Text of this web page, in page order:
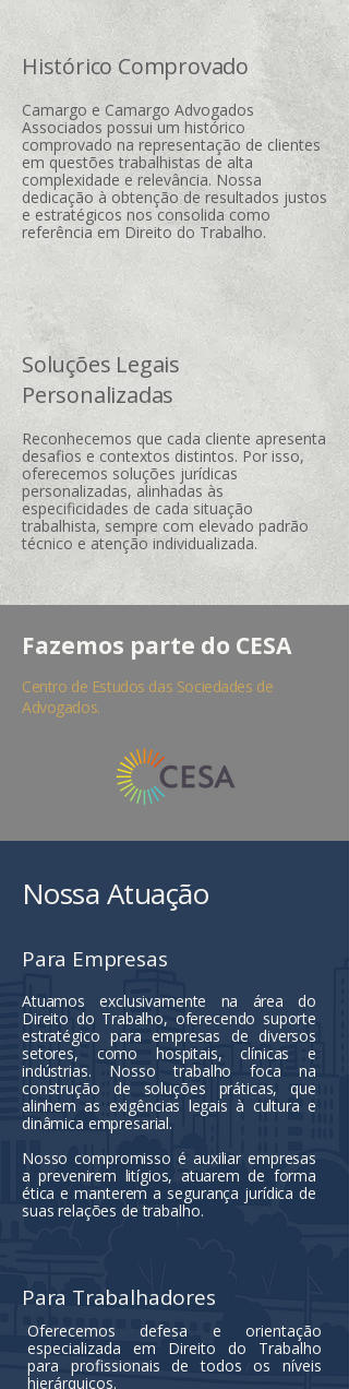
Histórico Comprovado
Camargo e Camargo Advogados
Associados possui um histórico
comprovado na representação de clientes
em questões trabalhistas de alta
complexidade e relevância. Nossa
dedicação à obtenção de resultados justos
e estratégicos nos consolida como
referência em Direito do Trabalho.
Soluções Legais
Personalizadas
Reconhecemos que cada cliente apresenta
desafios e contextos distintos. Por isso,
oferecemos soluções jurídicas
personalizadas, alinhadas às
especificidades de cada situação
trabalhista, sempre com elevado padrão
técnico e atenção individualizada.
Fazemos parte do CESA
Centro de Estudos das Sociedades de
Advogados.
Nossa Atuação
Para Empresas
Atuamos exclusivamente na área do
Direito do Trabalho, oferecendo suporte
estratégico para empresas de diversos
setores, como hospitais, clínicas e
indústrias. Nosso trabalho foca na
construção de soluções práticas, que
alinhem as exigências legais à cultura e
dinâmica empresarial.
Nosso compromisso é auxiliar empresas
a prevenirem litígios, atuarem de forma
ética e manterem a segurança jurídica de
suas relações de trabalho.
Para Trabalhadores
Oferecemos defesa e orientação
especializada em Direito do Trabalho
para profissionais de todos os níveis
hierárquicos.